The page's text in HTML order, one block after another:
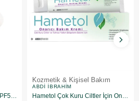
Bioderma Photoderm Spot SPF50+ 150 ml
Kozmetik & Kişisel Bakım
ABDI İBRAHIM
Hametol Çok Kuru Ciltler İçin Onarıcı Bakım Kremi 30 g